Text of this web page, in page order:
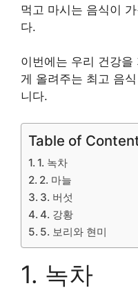
먹고 마시는 음식이
다.
이번에는 우리 건강
게 올려주는 최고 음
니다.
Table of
1. 녹차
2. 마늘
3. 버섯
4. 강황
5. 보리와 현미
1. 녹차